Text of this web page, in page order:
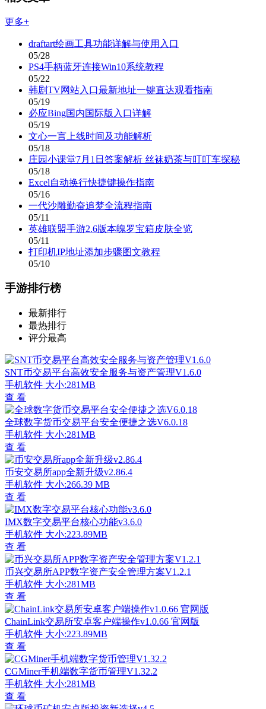
更多+
draftart绘画工具功能详解与使用入口
05/28
PS4手柄蓝牙连接Win10系统教程
05/22
韩剧TV网站入口最新地址一键直达观看指南
05/19
必应Bing国内国际版入口详解
05/19
文心一言上线时间及功能解析
05/18
庄园小课堂7月1日答案解析 丝袜奶茶与叮叮车探秘
05/18
Excel自动换行快捷键操作指南
05/16
一代沙雕勤奋追梦全流程指南
05/11
英雄联盟手游2.6版本魄罗宝箱皮肤全览
05/11
打印机IP地址添加步骤图文教程
05/10
手游排行榜
最新排行
最热排行
评分最高
SNT币交易平台高效安全服务与资产管理V1.6.0
手机软件 大小:281MB
查 看
全球数字货币交易平台安全便捷之选V6.0.18
手机软件 大小:281MB
查 看
币安交易所app全新升级v2.86.4
手机软件 大小:266.39 MB
查 看
IMX数字交易平台核心功能v3.6.0
手机软件 大小:223.89MB
查 看
币兴交易所APP数字资产安全管理方案V1.2.1
手机软件 大小:281MB
查 看
ChainLink交易所安卓客户端操作v1.0.66 官网版
手机软件 大小:223.89MB
查 看
CGMiner手机端数字货币管理V1.32.2
手机软件 大小:281MB
查 看